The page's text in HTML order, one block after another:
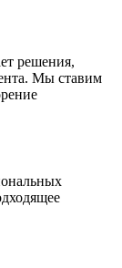
решения,
Мы ставим